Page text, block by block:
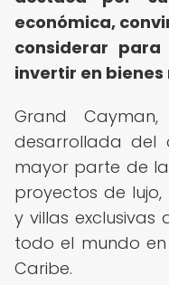
económica,
considerar para
invertir en
Grand
desarrollada del
mayor parte de
proyectos de
y villas
todo el mundo
Caribe.